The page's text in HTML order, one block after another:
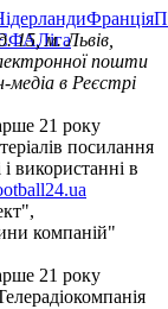
Франція
Ліга
15, м. Львів,
пошти
в Реєстрі
21 року
посилання
використанні в
компаній"
21 року